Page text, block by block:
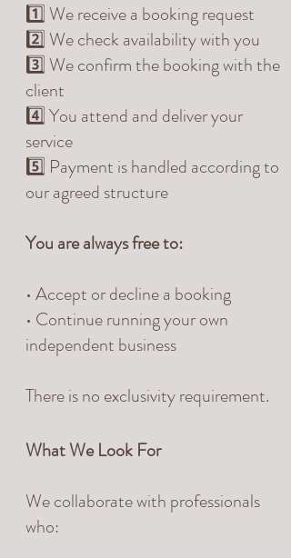
1️⃣ We receive a booking request
2️⃣ We check availability with you
3️⃣ We confirm the booking with the
client
4️⃣ You attend and deliver your
service
5️⃣ Payment is handled according to
our agreed structure
You are always free to:
• Accept or decline a booking
• Continue running your own
independent business
There is no exclusivity requirement.
What We Look For
We collaborate with professionals
who: